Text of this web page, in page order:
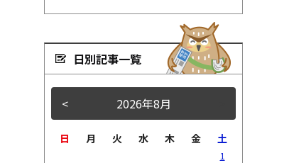
日別記事一覧
< 2026年8月
日 月 火 水 木 金 土
1